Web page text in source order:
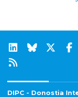
DIPC - Donostia